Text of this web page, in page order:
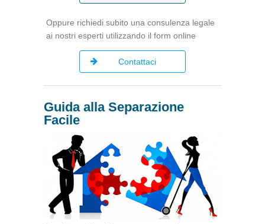
Oppure richiedi subito una consulenza legale
ai nostri esperti utilizzando il form online
Contattaci
Guida alla Separazione
Facile